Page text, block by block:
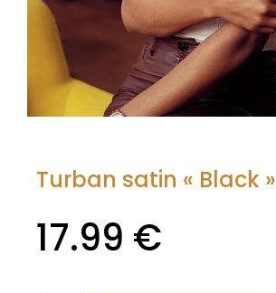
Turban satin « Black »
17.99 €